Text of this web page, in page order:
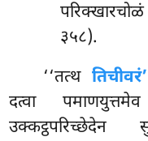
परिक्खारचोळं
३५८).
‘‘तत्थ
दत्वा